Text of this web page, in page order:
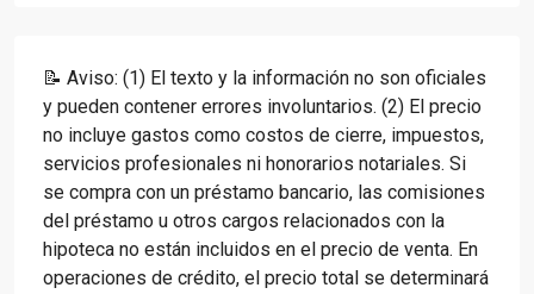
📝 Aviso: (1) El texto y la información no son oficiales
y pueden contener errores involuntarios. (2) El precio
no incluye gastos como costos de cierre, impuestos,
servicios profesionales ni honorarios notariales. Si
se compra con un préstamo bancario, las comisiones
del préstamo u otros cargos relacionados con la
hipoteca no están incluidos en el precio de venta. En
operaciones de crédito, el precio total se determinará